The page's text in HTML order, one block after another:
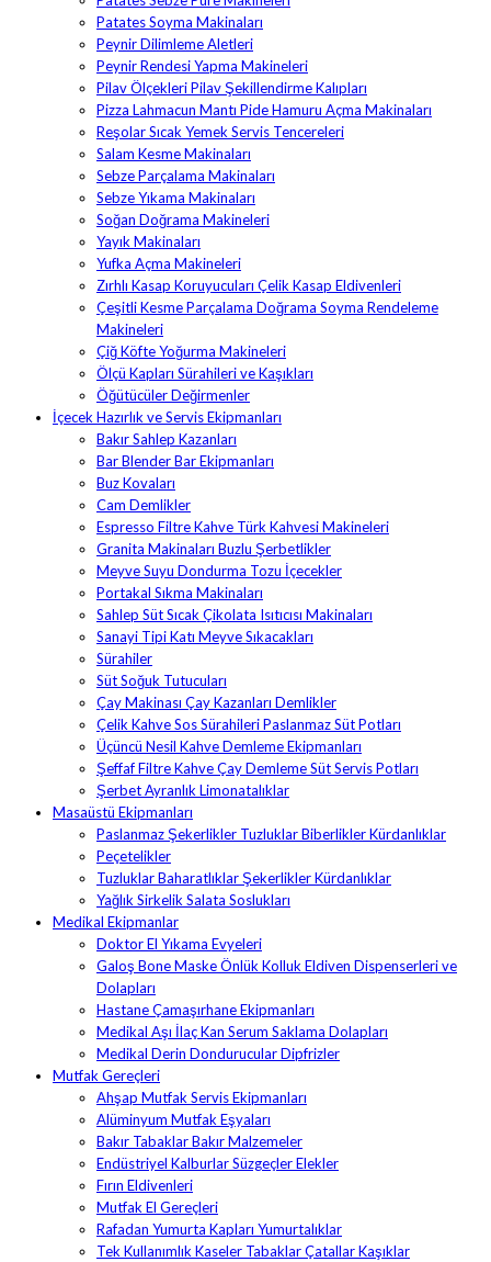
Patates Soyma Makinaları
Peynir Dilimleme Aletleri
Peynir Rendesi Yapma Makineleri
Pilav Ölçekleri Pilav Şekillendirme Kalıpları
Pizza Lahmacun Mantı Pide Hamuru Açma Makinaları
Reşolar Sıcak Yemek Servis Tencereleri
Salam Kesme Makinaları
Sebze Parçalama Makinaları
Sebze Yıkama Makinaları
Soğan Doğrama Makineleri
Yayık Makinaları
Yufka Açma Makineleri
Zırhlı Kasap Koruyucuları Çelik Kasap Eldivenleri
Çeşitli Kesme Parçalama Doğrama Soyma Rendeleme
Makineleri
Çiğ Köfte Yoğurma Makineleri
Ölçü Kapları Sürahileri ve Kaşıkları
Öğütücüler Değirmenler
İçecek Hazırlık ve Servis Ekipmanları
Bakır Sahlep Kazanları
Bar Blender Bar Ekipmanları
Buz Kovaları
Cam Demlikler
Espresso Filtre Kahve Türk Kahvesi Makineleri
Granita Makinaları Buzlu Şerbetlikler
Meyve Suyu Dondurma Tozu İçecekler
Portakal Sıkma Makinaları
Sahlep Süt Sıcak Çikolata Isıtıcısı Makinaları
Sanayi Tipi Katı Meyve Sıkacakları
Sürahiler
Süt Soğuk Tutucuları
Çay Makinası Çay Kazanları Demlikler
Çelik Kahve Sos Sürahileri Paslanmaz Süt Potları
Üçüncü Nesil Kahve Demleme Ekipmanları
Şeffaf Filtre Kahve Çay Demleme Süt Servis Potları
Şerbet Ayranlık Limonatalıklar
Masaüstü Ekipmanları
Paslanmaz Şekerlikler Tuzluklar Biberlikler Kürdanlıklar
Peçetelikler
Tuzluklar Baharatlıklar Şekerlikler Kürdanlıklar
Yağlık Sirkelik Salata Soslukları
Medikal Ekipmanlar
Doktor El Yıkama Evyeleri
Galoş Bone Maske Önlük Kolluk Eldiven Dispenserleri ve
Dolapları
Hastane Çamaşırhane Ekipmanları
Medikal Aşı İlaç Kan Serum Saklama Dolapları
Medikal Derin Dondurucular Dipfrizler
Mutfak Gereçleri
Ahşap Mutfak Servis Ekipmanları
Alüminyum Mutfak Eşyaları
Bakır Tabaklar Bakır Malzemeler
Endüstriyel Kalburlar Süzgeçler Elekler
Fırın Eldivenleri
Mutfak El Gereçleri
Rafadan Yumurta Kapları Yumurtalıklar
Tek Kullanımlık Kaseler Tabaklar Çatallar Kaşıklar